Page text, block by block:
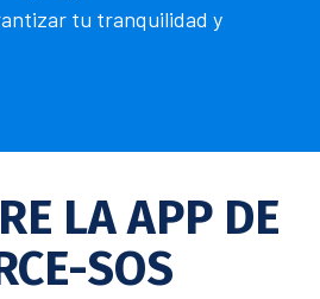
tu tranquilidad y
LA APP DE
SOS